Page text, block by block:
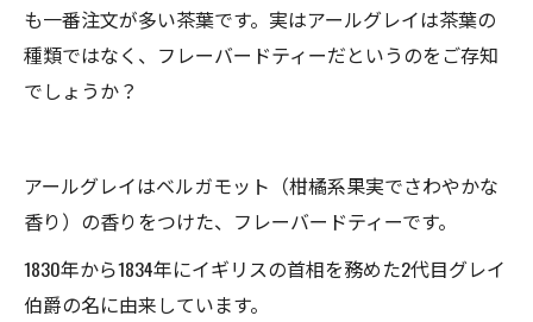
も一番注文が多い茶葉です。実はアールグレイは茶葉の
種類ではなく、フレーバードティーだというのをご存知
でしょうか？
アールグレイはベルガモット（柑橘系果実でさわやかな
香り）の香りをつけた、フレーバードティーです。
1830年から1834年にイギリスの首相を務めた2代目グレイ
伯爵の名に由来しています。